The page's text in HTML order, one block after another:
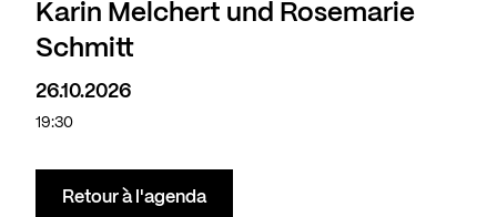
Karin Melchert und Rosemarie
Schmitt
26.10.2026
19:30
Retour à l'agenda